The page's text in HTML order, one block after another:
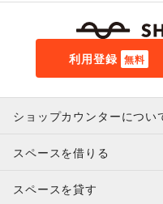
利用登録 無料
ショップカウンターについ
利用規約・ガイドライン
特定商取引法に基づく表示
スペースを借りる
スペースを借りたい人へ
スペースを貸す